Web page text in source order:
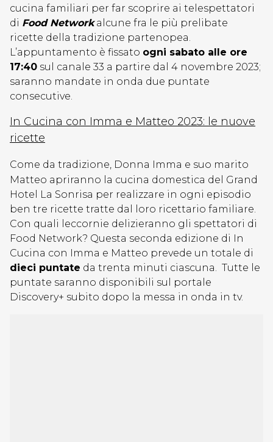
cucina familiari per far scoprire ai telespettatori
di Food Networkalcune fra le più prelibate
ricette della tradizione partenopea.
L’appuntamento è fissato ogni sabato alle ore
17:40 sul canale 33 a partire dal 4 novembre 2023;
saranno mandate in onda due puntate
consecutive.
In Cucina con Imma e Matteo 2023: le nuove
ricette
Come da tradizione, Donna Imma e suo marito
Matteo apriranno la cucina domestica del Grand
Hotel La Sonrisa per realizzare in ogni episodio
ben tre ricette tratte dal loro ricettario familiare.
Con quali leccornie delizieranno gli spettatori di
Food Network? Questa seconda edizione di In
Cucina con Imma e Matteo prevede un totale di
dieci puntate da trenta minuti ciascuna. Tutte le
puntate saranno disponibili sul portale
Discovery+ subito dopo la messa in onda in tv.